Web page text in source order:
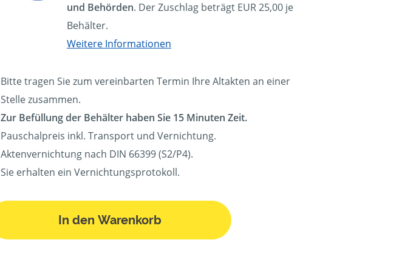
und Behörden. Der Zuschlag beträgt EUR 25,00 je
Behälter.
Weitere Informationen
Bitte tragen Sie zum vereinbarten Termin Ihre Altakten an einer
Stelle zusammen.
Zur Befüllung der Behälter haben Sie 15 Minuten Zeit.
Pauschalpreis inkl. Transport und Vernichtung.
Aktenvernichtung nach DIN 66399 (S2/P4).
Sie erhalten ein Vernichtungsprotokoll.
In den Warenkorb